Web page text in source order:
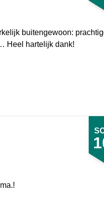
buitengewoon:
Heel hartelijk dank!